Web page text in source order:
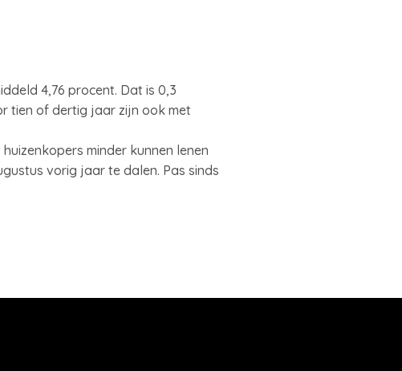
4,76 procent. Dat is 0,3
tien of dertig jaar zijn ook met
minder kunnen lenen
vorig jaar te dalen. Pas sinds